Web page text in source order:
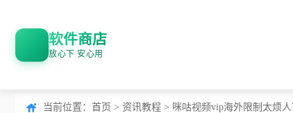
软件商店
放心下 安心用
当前位置： 首页 > 资讯教程 > 咪咕视频vip海外限制太烦